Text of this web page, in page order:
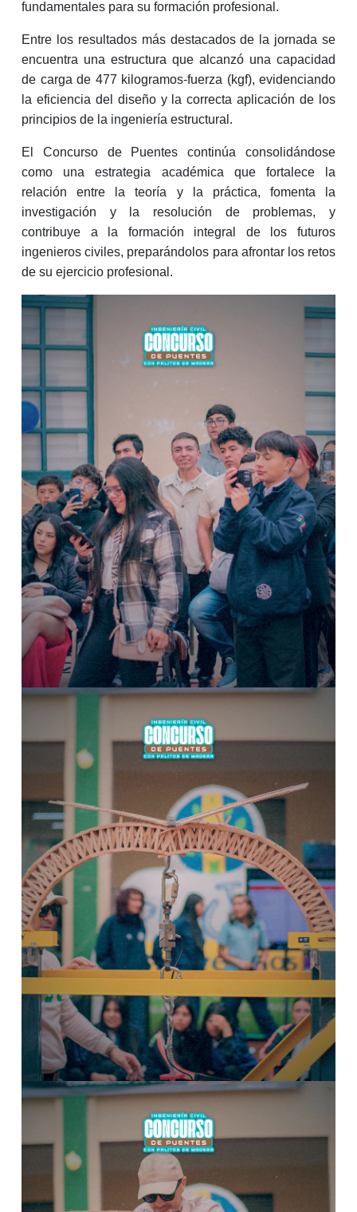
fundamentales para su formación profesional.
Entre los resultados más destacados de la jornada se
encuentra una estructura que alcanzó una capacidad
de carga de 477 kilogramos-fuerza (kgf), evidenciando
la eficiencia del diseño y la correcta aplicación de los
principios de la ingeniería estructural.
El Concurso de Puentes continúa consolidándose
como una estrategia académica que fortalece la
relación entre la teoría y la práctica, fomenta la
investigación y la resolución de problemas, y
contribuye a la formación integral de los futuros
ingenieros civiles, preparándolos para afrontar los retos
de su ejercicio profesional.